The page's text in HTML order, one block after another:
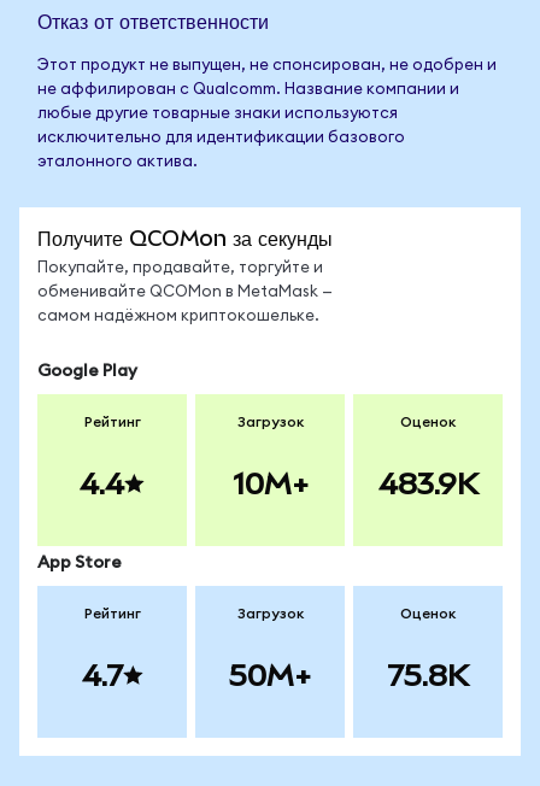
Отказ от ответственности
Этот продукт не выпущен, не спонсирован, не одобрен и
не аффилирован с Qualcomm. Название компании и
любые другие товарные знаки используются
исключительно для идентификации базового
эталонного актива.
Получите QCOMon за секунды
Покупайте, продавайте, торгуйте и
обменивайте QCOMon в MetaMask —
самом надёжном криптокошельке.
Google Play
Рейтинг
4.4
Загрузок
10M+
Оценок
483.9K
App Store
Рейтинг
4.7
Загрузок
50M+
Оценок
75.8K